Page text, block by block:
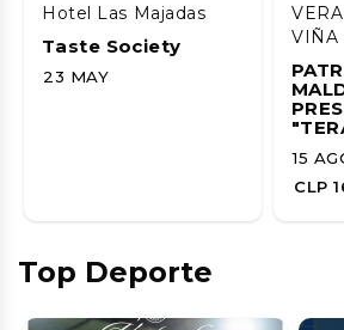
Hotel Las Majadas
Taste Society
23 MAY
VIÑA
15
CLP
Top Deporte